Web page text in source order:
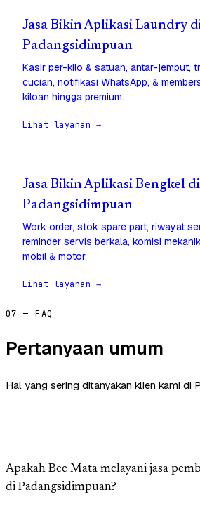
Jasa Bikin Aplikasi Laundry
Padangsidimpuan
Kasir per-kilo & satuan, antar-jemput,
cucian, notifikasi WhatsApp, &
kiloan hingga premium.
Lihat layanan →
Jasa Bikin Aplikasi Bengkel di
Padangsidimpuan
Work order, stok spare part, riwayat
reminder servis berkala, komisi
mobil & motor.
Lihat layanan →
07 — FAQ
Pertanyaan umum
Hal yang sering ditanyakan klien kami di
Apakah Bee Mata melayani jasa
di Padangsidimpuan?